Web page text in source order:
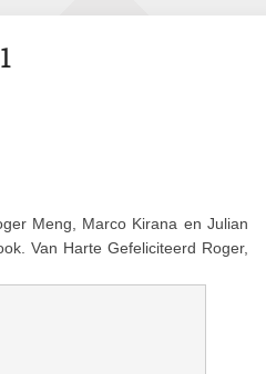
Meng, Marco Kirana en Julian
Van Harte Gefeliciteerd Roger,